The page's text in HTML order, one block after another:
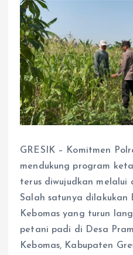
GRESIK – Komitmen
mendukung program
terus diwujudkan
Salah satunya dilakukan
Kebomas yang turun
petani padi di Desa
Kebomas, Kabupaten